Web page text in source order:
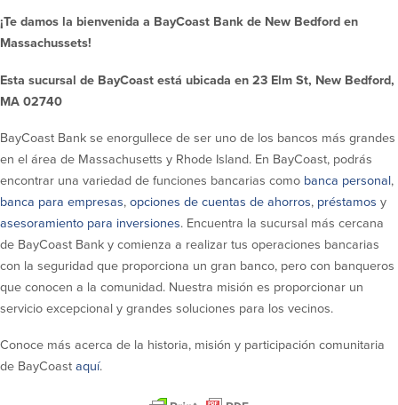
Préstamos
Oficina de préstamos en Providence
Préstamos y líneas para negocios
de negocios
Portal de pagos en línea
Servicios
Acerca de nosotros
Acerca de nosotros
Ubicación de sucursales en MA y RI
Ayuda y soporte
hipotecas
Carreras
Afiliados
BayCoast Mortgage Company
Plimoth Investment Advisors
¡Te damos la bienvenida a BayCoast Bank de New Bedford en
Massachussets!
Esta sucursal de BayCoast está ubicada en 23 Elm St, New Bedford,
MA 02740
BayCoast Bank se enorgullece de ser uno de los bancos más grandes
en el área de Massachusetts y Rhode Island. En BayCoast, podrás
encontrar una variedad de funciones bancarias como banca personal,
banca para empresas, opciones de cuentas de ahorros, préstamos y
asesoramiento para inversiones. Encuentra la sucursal más cercana
de BayCoast Bank y comienza a realizar tus operaciones bancarias
con la seguridad que proporciona un gran banco, pero con banqueros
que conocen a la comunidad. Nuestra misión es proporcionar un
servicio excepcional y grandes soluciones para los vecinos.
Conoce más acerca de la historia, misión y participación comunitaria
de BayCoast aquí.